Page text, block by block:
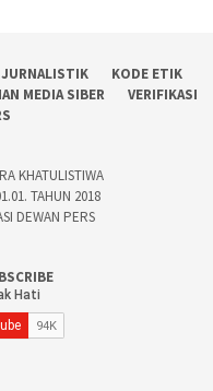
KODE ETIK
MEDIA SIBER
VERIFIKASI
KHATULISTIWA
TAHUN 2018
DEWAN PERS